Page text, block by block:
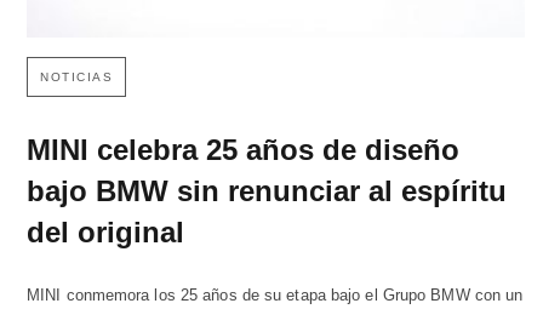
NOTICIAS
MINI celebra 25 años de diseño
bajo BMW sin renunciar al espíritu
del original
MINI conmemora los 25 años de su etapa bajo el Grupo BMW con un